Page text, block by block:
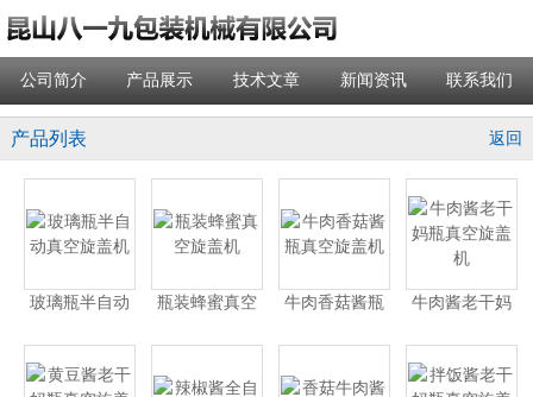
公司简介 产品展示 技术文章 新闻资讯 联系我们
产品列表 返回
玻璃瓶半自动
瓶装蜂蜜真空
牛肉香菇酱瓶
牛肉酱老干妈